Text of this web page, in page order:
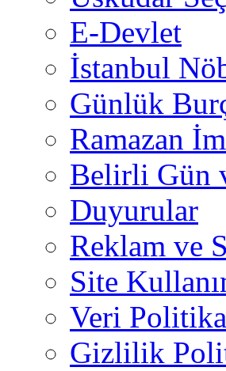
E-Devlet
İstanbul
Günlük
Ramazan
Belirli Gün
Duyurular
Reklam ve
Site
Veri
Gizlilik